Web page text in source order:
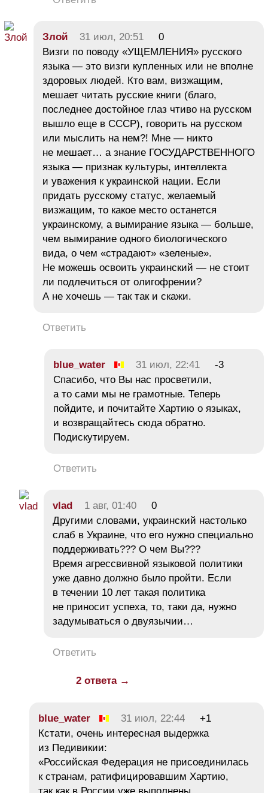
Злой 31 июл, 20:51
0
Визги по поводу «УЩЕМЛЕНИЯ» русского
языка — это визги купленных или не вполне
здоровых людей. Кто вам, визжащим,
мешает читать русские книги (благо,
последнее достойное глаз чтиво на русском
вышло еще в СССР), говорить на русском
или мыслить на нем?! Мне — никто
не мешает… а знание ГОСУДАРСТВЕННОГО
языка — признак культуры, интеллекта
и уважения к украинской нации. Если
придать русскому статус, желаемый
визжащим, то какое место останется
украинскому, а вымирание языка — больше,
чем вымирание одного биологического
вида, о чем «страдают» «зеленые».
Не можешь освоить украинский — не стоит
ли подлечиться от олигофрении?
А не хочешь — так так и скажи.
Ответить
blue_water 31 июл, 22:41
-3
Спасибо, что Вы нас просветили,
а то сами мы не грамотные. Теперь
пойдите, и почитайте Хартию о языках,
и возвращайтесь сюда обратно.
Подискутируем.
Ответить
vlad 1 авг, 01:40
0
Другими словами, украинский настолько
слаб в Украине, что его нужно специально
поддерживать??? О чем Вы???
Время агрессвивной языковой политики
уже давно должно было пройти. Если
в течении 10 лет такая политика
не приносит успеха, то, таки да, нужно
задумываться о двуязычии…
Ответить
2 ответа →
blue_water 31 июл, 22:44
+1
Кстати, очень интересная выдержка
из Педивикии:
«Российская Федерация не присоединилась
к странам, ратифицировавшим Хартию,